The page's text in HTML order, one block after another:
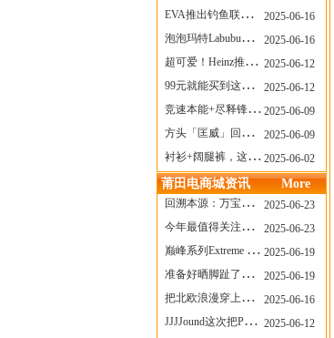
EVA推出钓鱼联名套装，初号机也能当“假饵”？
2025-06-16
泡泡玛特Labubu新品发售上演“拳王争霸”......
2025-06-16
超可爱！Heinz推出星之卡比合作款番茄酱！
2025-06-12
99元就能买到这样颜值的太阳镜？优衣库夏季墨镜系列
2025-06-12
竞速本能+尽释锋芒——罗杰杜彼Roger+Dubuis王者竞速系列飞返计时码表燃擎赛道
2025-06-09
方头「匡威」回归！日系简约里的小心思
2025-06-09
衬衫+阔腿裤，这样穿美出新高度！
2025-06-02
莆田电商城资讯 More
回溯本源：万宝龙推出明星系列都市灰腕表新作
2025-06-23
今年最值得关注的AF1！KOBE x AF1 明日发售
2025-06-23
巅峰系列Extreme Diver潜水腕表与Revival Diver复刻版潜水腕表共同推出“暗影款”新作
2025-06-19
准备好晒脚趾了吗？透明款 AF1 要回归了
2025-06-19
把北欧浪漫穿上脚，Cecilie Bahnsen x ASICS
2025-06-16
JJJJound这次把PUMA改得好安静
2025-06-12